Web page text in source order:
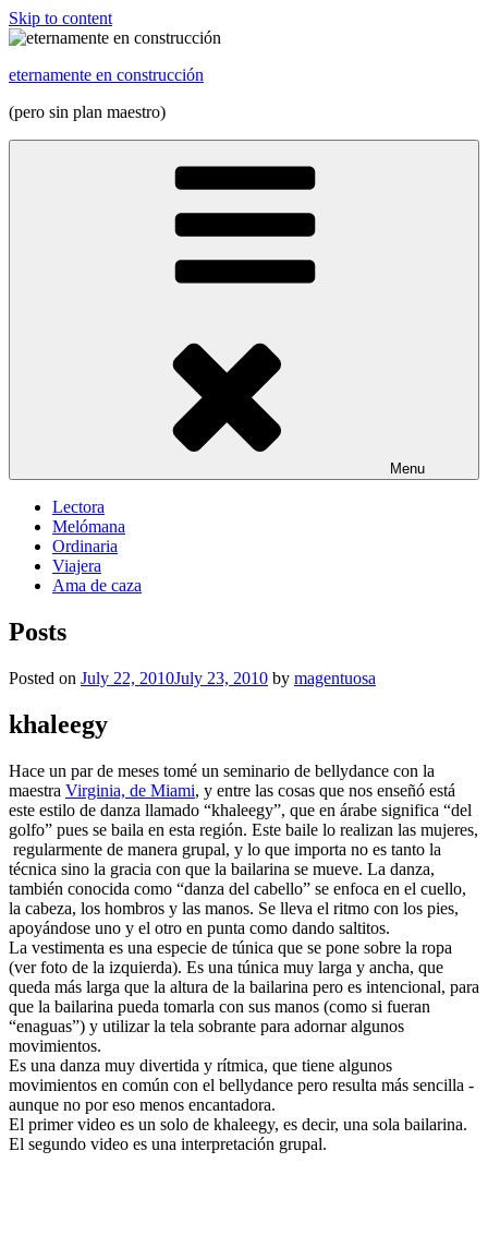
Skip to content
eternamente en construcción
(pero sin plan maestro)
Menu
Lectora
Melómana
Ordinaria
Viajera
Ama de caza
Posts
Posted on July 22, 2010July 23, 2010 by magentuosa
khaleegy
Hace un par de meses tomé un seminario de bellydance con la
maestra Virginia, de Miami, y entre las cosas que nos enseñó está
este estilo de danza llamado “khaleegy”, que en árabe significa “del
golfo” pues se baila en esta región. Este baile lo realizan las mujeres,
regularmente de manera grupal, y lo que importa no es tanto la
técnica sino la gracia con que la bailarina se mueve. La danza,
también conocida como “danza del cabello” se enfoca en el cuello,
la cabeza, los hombros y las manos. Se lleva el ritmo con los pies,
apoyándose uno y el otro en punta como dando saltitos.
La vestimenta es una especie de túnica que se pone sobre la ropa
(ver foto de la izquierda). Es una túnica muy larga y ancha, que
queda más larga que la altura de la bailarina pero es intencional, para
que la bailarina pueda tomarla con sus manos (como si fueran
“enaguas”) y utilizar la tela sobrante para adornar algunos
movimientos.
Es una danza muy divertida y rítmica, que tiene algunos
movimientos en común con el bellydance pero resulta más sencilla -
aunque no por eso menos encantadora.
El primer video es un solo de khaleegy, es decir, una sola bailarina.
El segundo video es una interpretación grupal.